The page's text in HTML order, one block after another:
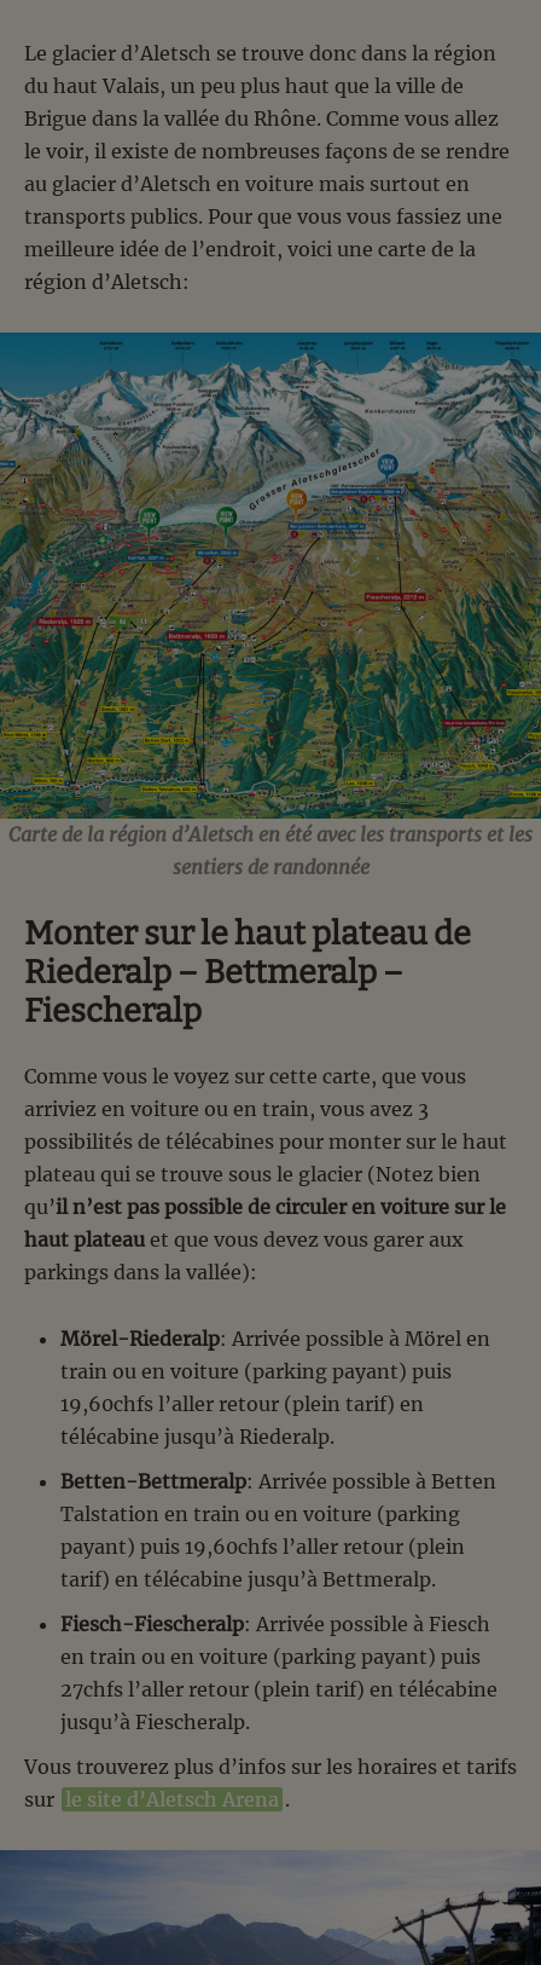
Le glacier d’Aletsch se trouve donc dans la région
du haut Valais, un peu plus haut que la ville de
Brigue dans la vallée du Rhône. Comme vous allez
le voir, il existe de nombreuses façons de se rendre
au glacier d’Aletsch en voiture mais surtout en
transports publics. Pour que vous vous fassiez une
meilleure idée de l’endroit, voici une carte de la
région d’Aletsch:
Carte de la région d’Aletsch en été avec les transports et les
sentiers de randonnée
Monter sur le haut plateau de
Riederalp – Bettmeralp –
Fiescheralp
Comme vous le voyez sur cette carte, que vous
arriviez en voiture ou en train, vous avez 3
possibilités de télécabines pour monter sur le haut
plateau qui se trouve sous le glacier (Notez bien
qu’il n’est pas possible de circuler en voiture sur le
haut plateau et que vous devez vous garer aux
parkings dans la vallée):
Mörel-Riederalp: Arrivée possible à Mörel en
train ou en voiture (parking payant) puis
19,60chfs l’aller retour (plein tarif) en
télécabine jusqu’à Riederalp.
Betten-Bettmeralp: Arrivée possible à Betten
Talstation en train ou en voiture (parking
payant) puis 19,60chfs l’aller retour (plein
tarif) en télécabine jusqu’à Bettmeralp.
Fiesch-Fiescheralp: Arrivée possible à Fiesch
en train ou en voiture (parking payant) puis
27chfs l’aller retour (plein tarif) en télécabine
jusqu’à Fiescheralp.
Vous trouverez plus d’infos sur les horaires et tarifs
sur le site d’Aletsch Arena .